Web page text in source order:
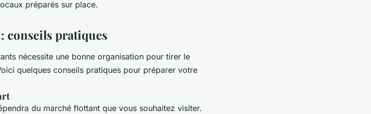
préparés sur place.
conseils pratiques
nécessite une bonne organisation pour tirer le
quelques conseils pratiques pour préparer votre
du marché flottant que vous souhaitez visiter.